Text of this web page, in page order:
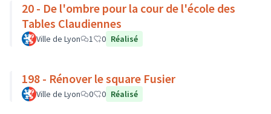
20 - De l'ombre pour la cour de l'école des
Tables Claudiennes
Ville de Lyon 1 0 Réalisé
198 - Rénover le square Fusier
Ville de Lyon 0 0 Réalisé